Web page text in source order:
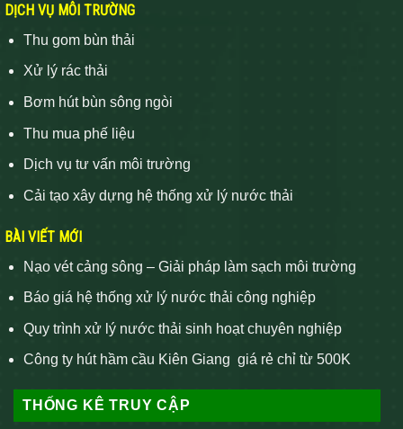
DỊCH VỤ MÔI TRƯỜNG
Thu gom bùn thải
Xử lý rác thải
Bơm hút bùn sông ngòi
Thu mua phế liệu
Dịch vụ tư vấn môi trường
Cải tạo xây dựng hệ thống xử lý nước thải
BÀI VIẾT MỚI
Nạo vét cảng sông – Giải pháp làm sạch môi trường
Báo giá hệ thống xử lý nước thải công nghiệp
Quy trình xử lý nước thải sinh hoạt chuyên nghiệp
Công ty hút hầm cầu Kiên Giang giá rẻ chỉ từ 500K
THỐNG KÊ TRUY CẬP